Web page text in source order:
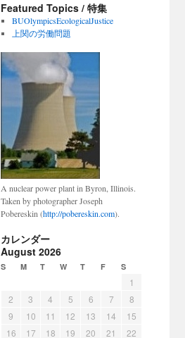
Featured Topics / 特集
BUOlympicsEcologicalJustice
上関の労働問題
A nuclear power plant in Byron, Illinois.
Taken by photographer Joseph
Pobereskin (http://pobereskin.com).
カレンダー
August 2026
S M T W T F S
1
2
3 4 5 6 7
8
9
10 11 12 13 14
15
16
17 18 19 20 21
22